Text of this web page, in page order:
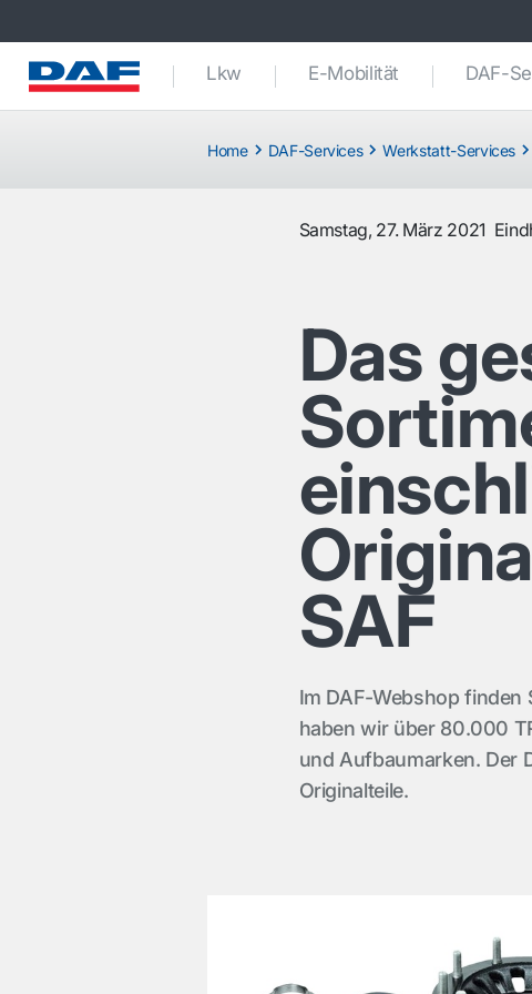
Lkw E-Mobilität DAF-
Home DAF-Services Werkstatt-Services
Samstag, 27. März 2021
Das
SAF
Im DAF-Webshop finden
haben wir über 80.000
und Aufbaumarken. Der
Originalteile.